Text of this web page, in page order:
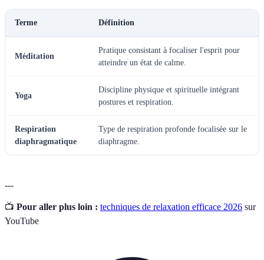
Terme Définition
Méditation
Pratique consistant à focaliser l'esprit pour
atteindre un état de calme.
Yoga
Discipline physique et spirituelle intégrant
postures et respiration.
Respiration
diaphragmatique
Type de respiration profonde focalisée sur le
diaphragme.
---
📺 Pour aller plus loin : techniques de relaxation efficace 2026 sur
YouTube